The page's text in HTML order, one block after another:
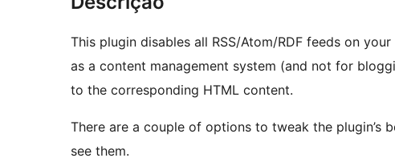
This plugin disables all RSS/Atom/RDF feeds on
as a content management system (and not for
to the corresponding HTML content.
There are a couple of options to tweak the plugin’s
see them.